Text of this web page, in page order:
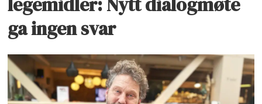
ga ingen svar